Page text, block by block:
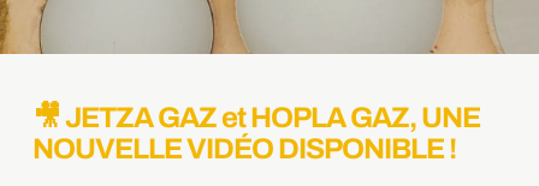
🎥 JETZA GAZ et HOPLA GAZ, UNE
NOUVELLE VIDÉO DISPONIBLE !